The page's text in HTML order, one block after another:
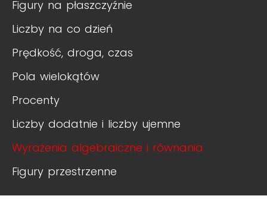
Figury na płaszczyźnie
Liczby na co dzień
Prędkość, droga, czas
Pola wielokątów
Procenty
Liczby dodatnie i liczby ujemne
Wyrażenia algebraiczne i równania
Figury przestrzenne